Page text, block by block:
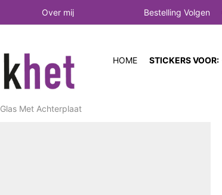
Over mij Bestelling Volgen
HOME STICKERS VOOR:
Glas Met Achterplaat